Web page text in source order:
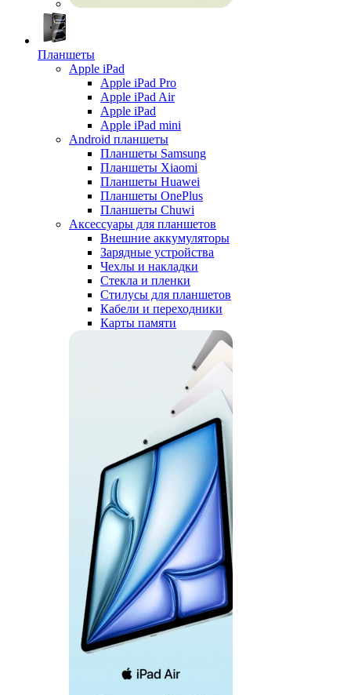
Планшеты
Apple iPad
Apple iPad Pro
Apple iPad Air
Apple iPad
Apple iPad mini
Android планшеты
Планшеты Samsung
Планшеты Xiaomi
Планшеты Huawei
Планшеты OnePlus
Планшеты Chuwi
Аксессуары для планшетов
Внешние аккумуляторы
Зарядные устройства
Чехлы и накладки
Стекла и пленки
Стилусы для планшетов
Кабели и переходники
Карты памяти